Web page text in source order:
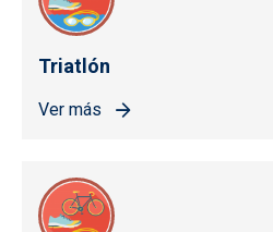
Triatlón
Ver más